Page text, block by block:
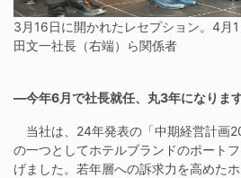
3月16日に開かれたレセプション。4月
田文一社長（右端）ら関係者
―今年6月で社長就任、丸3年になりま
当社は、24年発表の「中期経営計画
の一つとしてホテルブランドのポート
げました。若年層への訴求力を高めた